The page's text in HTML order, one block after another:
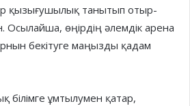
қызығушылық танытып отыр­
Осылай­ша, өңірдің әлемдік арена
бекітуге маңызды қадам
білімге ұмтылумен қатар,